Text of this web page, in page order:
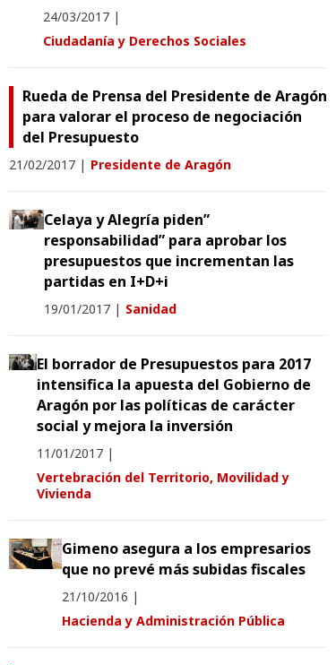
24/03/2017 |
Ciudadanía y Derechos Sociales
Rueda de Prensa del Presidente de Aragón
para valorar el proceso de negociación
del Presupuesto
21/02/2017 | Presidente de Aragón
Celaya y Alegría piden”
responsabilidad” para aprobar los
presupuestos que incrementan las
partidas en I+D+i
19/01/2017 | Sanidad
El borrador de Presupuestos para 2017
intensifica la apuesta del Gobierno de
Aragón por las políticas de carácter
social y mejora la inversión
11/01/2017 |
Vertebración del Territorio, Movilidad y
Vivienda
Gimeno asegura a los empresarios
que no prevé más subidas fiscales
21/10/2016 |
Hacienda y Administración Pública